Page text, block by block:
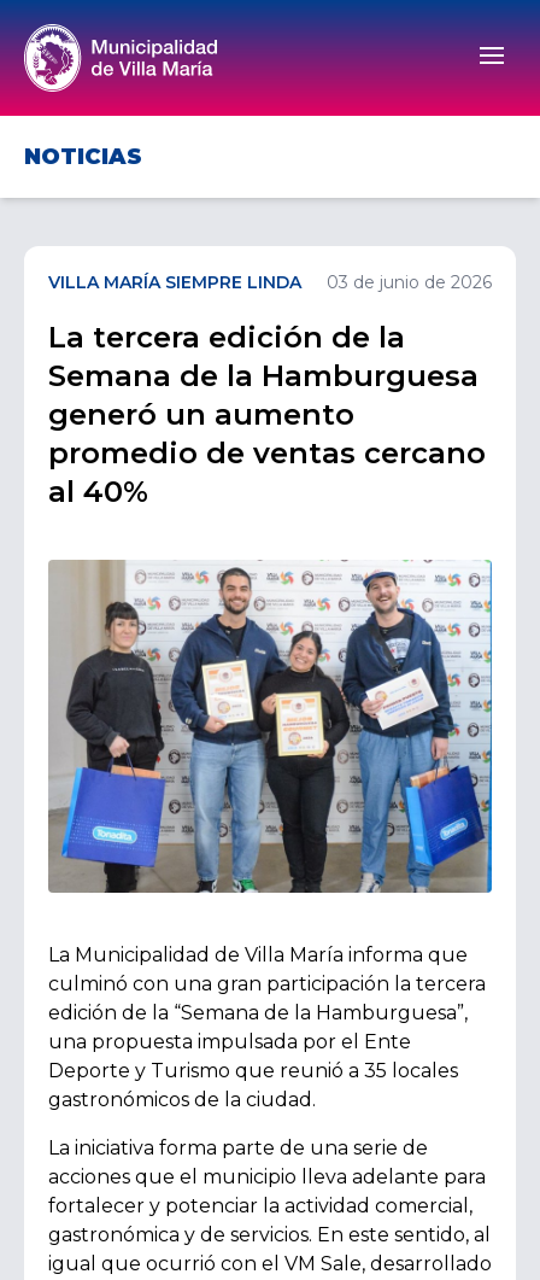
NOTICIAS
VILLA MARÍA SIEMPRE LINDA 03 de junio de 2026
La tercera edición de la
Semana de la Hamburguesa
generó un aumento
promedio de ventas cercano
al 40%
La Municipalidad de Villa María informa que
culminó con una gran participación la tercera
edición de la “Semana de la Hamburguesa”,
una propuesta impulsada por el Ente
Deporte y Turismo que reunió a 35 locales
gastronómicos de la ciudad.
La iniciativa forma parte de una serie de
acciones que el municipio lleva adelante para
fortalecer y potenciar la actividad comercial,
gastronómica y de servicios. En este sentido, al
igual que ocurrió con el VM Sale, desarrollado